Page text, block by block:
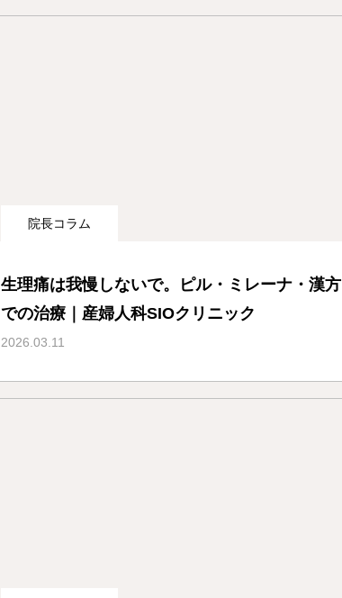
院長コラム
生理痛は我慢しないで。ピル・ミレーナ・漢方
での治療｜産婦人科SIOクリニック
2026.03.11